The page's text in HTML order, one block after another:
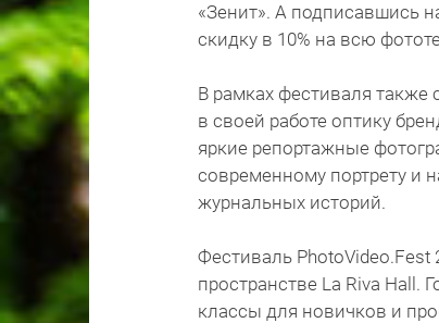
«Зенит». А подписавшись
скидку в 10% на всю
В рамках фестиваля
в своей работе оптику
яркие репортажные
современному портрету и
журнальных историй.
Фестиваль PhotoVideo.Fest
пространстве La Riva Hall.
классы для новичков и